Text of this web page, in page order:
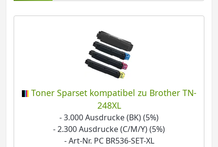
Toner Sparset kompatibel zu Brother TN-
248XL
- 3.000 Ausdrucke (BK) (5%)
- 2.300 Ausdrucke (C/M/Y) (5%)
- Art-Nr. PC BR536-SET-XL